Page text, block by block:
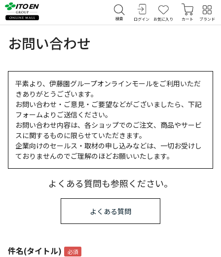
検索 ログイン お気に入り カート ブランド
お問い合わせ
平素より、伊藤園グループオンラインモールをご利用いただ
きありがとうございます。
お問い合わせ・ご意見・ご要望などがございましたら、下記
フォームよりご送信ください。
お問い合わせ内容は、各ショップでのご注文、商品やサービ
スに関するものに限らせていただきます。
企業向けのセールス・取材の申し込みなどは、一切お受けし
ておりませんのでご理解のほどお願いいたします。
よくある質問も参照ください。
よくある質問
件名(タイトル)